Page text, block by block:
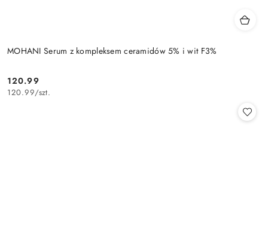
MOHANI Serum z kompleksem ceramidów 5% i wit F3%
Cena:
120.99
120.99/szt.